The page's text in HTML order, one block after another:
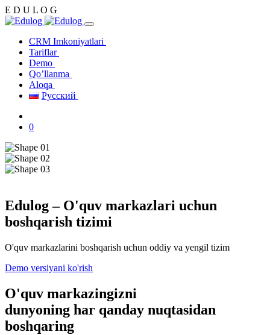
E D U L O G
CRM Imkoniyatlari
Tariflar
Demo
Qo’llanma
Aloqa
Русский
0
Edulog – O'quv markazlari uchun
boshqarish tizimi
O'quv markazlarini boshqarish uchun oddiy va yengil tizim
Demo versiyani ko'rish
O'quv markazingizni
dunyoning har qanday nuqtasidan
boshqaring